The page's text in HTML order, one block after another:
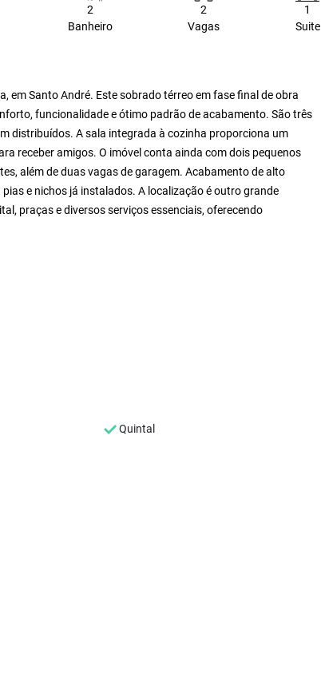
2
Banheiro
2
Vagas
1
Suite
em Santo André. Este sobrado térreo em fase final de obra
funcionalidade e ótimo padrão de acabamento. São três
distribuídos. A sala integrada à cozinha proporciona um
receber amigos. O imóvel conta ainda com dois pequenos
além de duas vagas de garagem. Acabamento de alto
e nichos já instalados. A localização é outro grande
praças e diversos serviços essenciais, oferecendo
Quintal